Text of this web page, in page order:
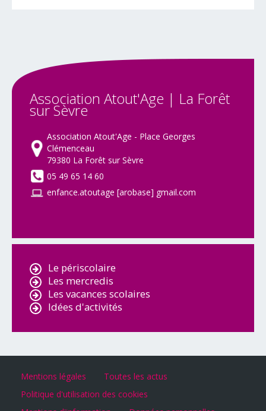
Association Atout'Age | La Forêt
surSèvre
Association Atout'Age - Place Georges
Clémenceau
79380 La Forêt sur Sèvre
05 49 65 14 60
enfance.atoutage [arobase] gmail.com
Le périscolaire
Les mercredis
Les vacances scolaires
Idées d'activités
Mentions légales
Toutes les actus
Politique d'utilisation des cookies